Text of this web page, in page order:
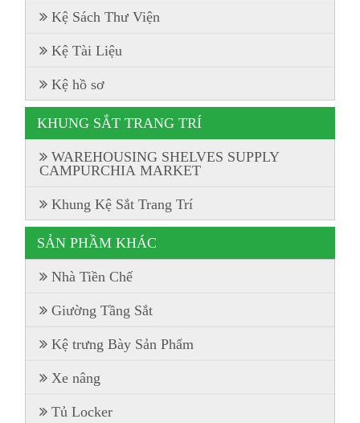
Kệ Sách Thư Viện
Kệ Tài Liệu
Kệ hồ sơ
KHUNG SẮT TRANG TRÍ
WAREHOUSING SHELVES SUPPLY
CAMPURCHIA MARKET
Khung Kệ Sắt Trang Trí
SẢN PHẦM KHÁC
Nhà Tiền Chế
Giường Tầng Sắt
Kệ trưng Bày Sản Phẩm
Xe nâng
Tủ Locker